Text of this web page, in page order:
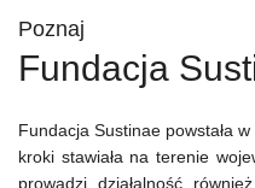
Poznaj
Fundacja
Fundacja Sustinae powstała
kroki stawiała na terenie
prowadzi działalność